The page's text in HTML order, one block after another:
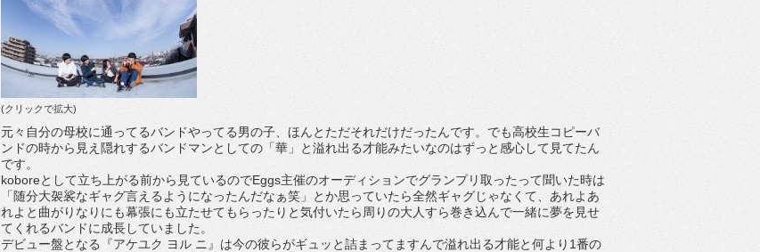
(クリックで拡大)
元々自分の母校に通ってるバンドやってる男の子、ほんとただそれだけだったんです。でも高校生コピーバ
ンドの時から見え隠れするバンドマンとしての「華」と溢れ出る才能みたいなのはずっと感心して見てたん
です。
koboreとして立ち上がる前から見ているのでEggs主催のオーディションでグランプリ取ったって聞いた時は
「随分大袈裟なギャグ言えるようになったんだなぁ笑」とか思っていたら全然ギャグじゃなくて、あれよあ
れよと曲がりなりにも幕張にも立たせてもらったりと気付いたら周りの大人すら巻き込んで一緒に夢を見せ
てくれるバンドに成長していました。
デビュー盤となる『アケユク ヨル ニ』は今の彼らがギュッと詰まってますんで溢れ出る才能と何より1番の